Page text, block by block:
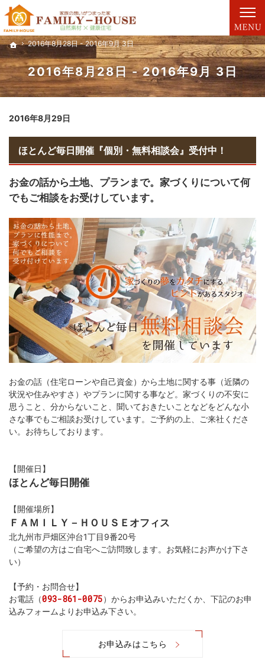
ホーム
2016年8月28日 - 2016年9月 3日
2016年8月28日 - 2016年9月 3日
自然素材にこだわります。注文住宅（北九州市・遠賀郡・中間市）の工務店なら安心・信
注文住宅・リフォーム・リノベーション・耐震補強・既存住宅状況調査（北九州市・遠
2016年8月29日
ほとんど毎日開催『個別・無料相談会』受付中！
お金の話から土地、プランまで。家づくりについて何
でもご相談をお受けしています。
お金の話（住宅ローンや自己資金）から土地に関する事（近隣の
状況や住みやすさ）やプランに関する事など。家づくりの不安に
思うこと、分からないこと、聞いておきたいことなどをどんな小
さな事でもご相談お受けしています。ご予約の上、ご来社くださ
い。お待ちしております。
【開催日】
ほとんど毎日開催
【開催場所】
ＦＡＭＩＬＹ－ＨＯＵＳＥオフィス
北九州市戸畑区沖台1丁目9番20号
（ご希望の方はご自宅へご訪問致します。お気軽にお声かけ下さ
い）
【予約・お問合せ】
お電話（093-861-0075）からお申込みいただくか、下記のお申
込みフォームよりお申込み下さい。
お申込みはこちら
ホーム
2016年8月28日 - 2016年9月 3日